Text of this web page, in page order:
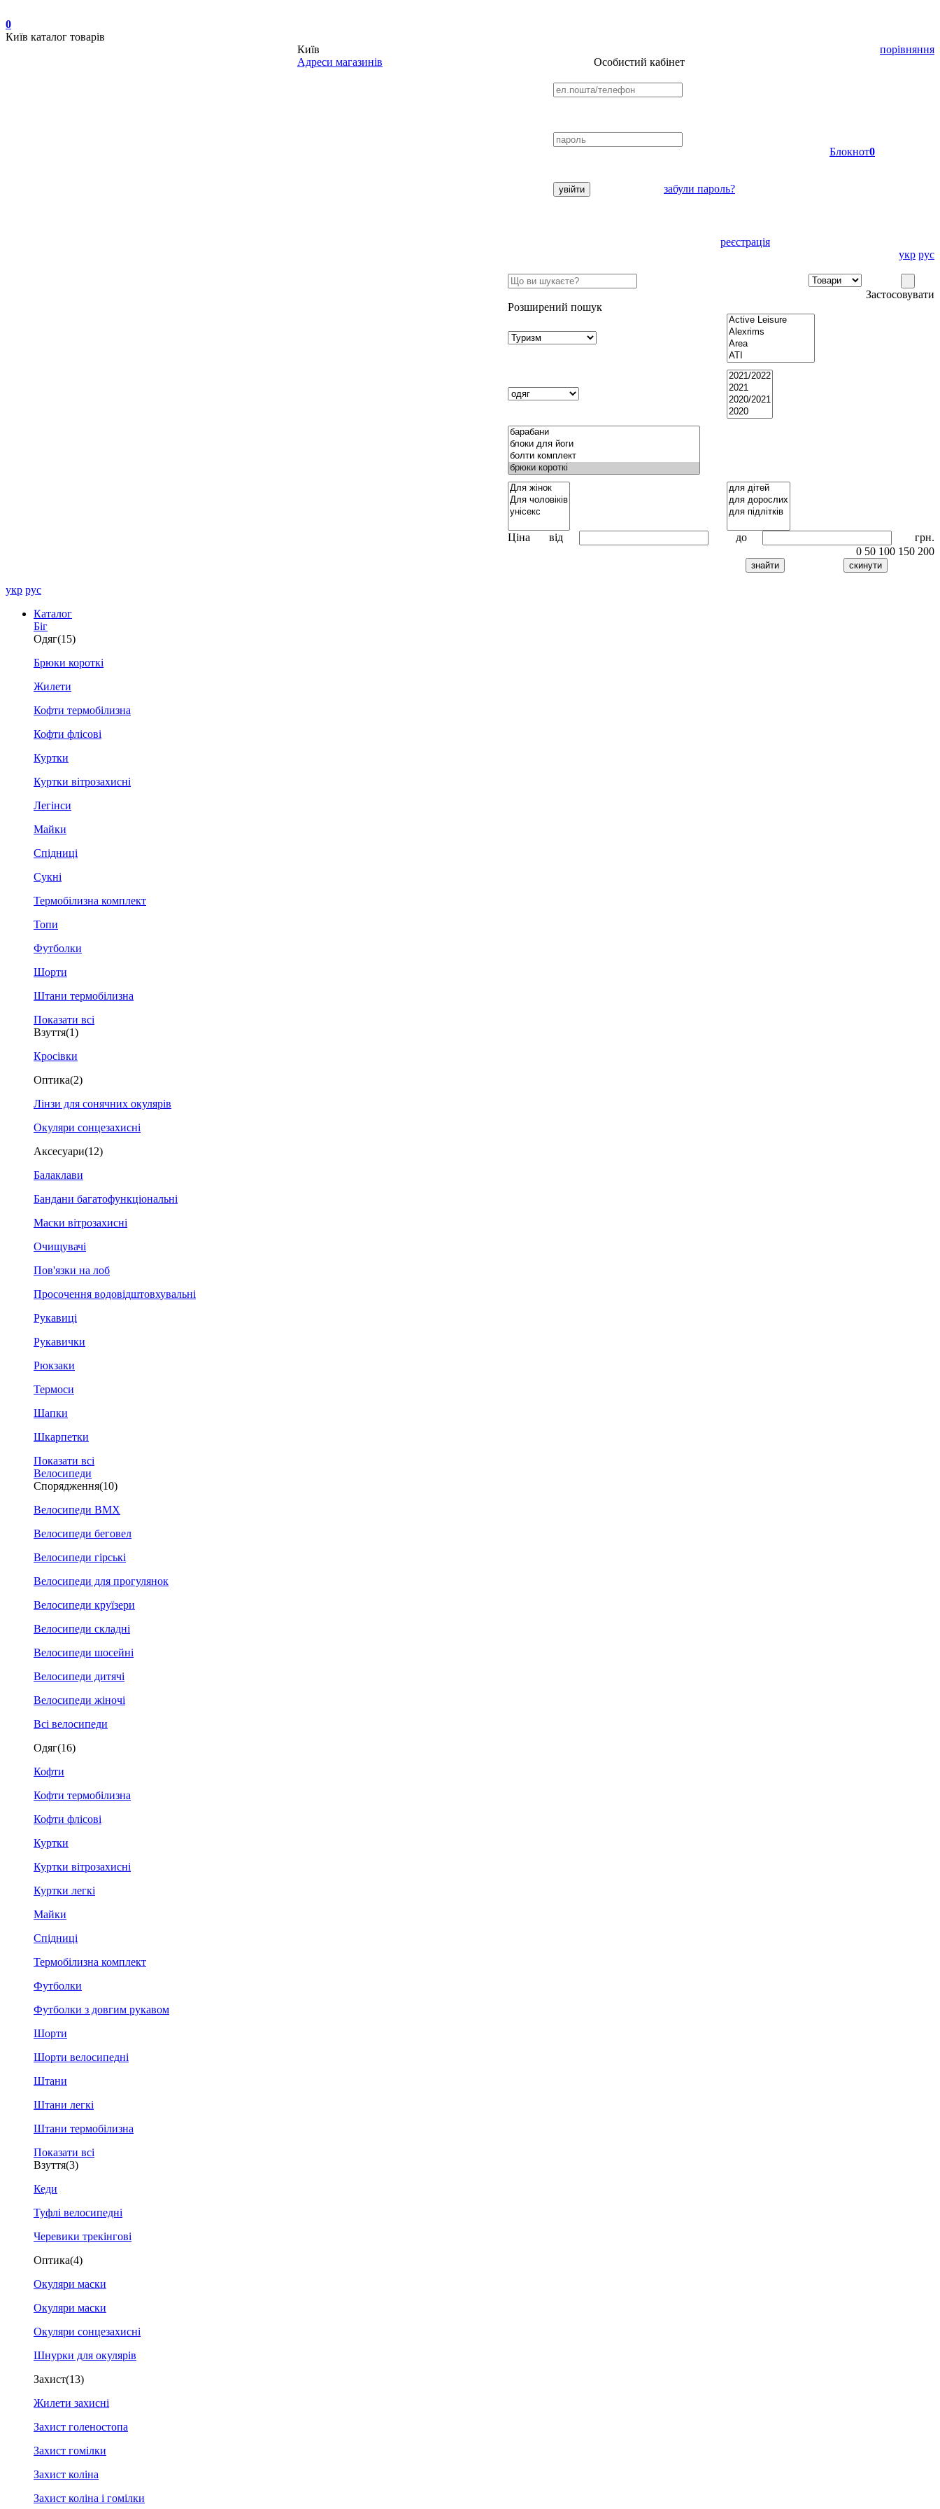
0
Київ каталог товарів
Київ
Адреси магазинів
порівняння
Особистий кабінет
забули пароль?
реєстрація
Блокнот0
укр рус
Застосовувати
Розширений пошук
Ціна від до
грн.
0 50 100 150 200
укр рус
Каталог
Біг
Одяг(15)
Брюки короткі
Жилети
Кофти термобілизна
Кофти флісові
Куртки
Куртки вітрозахисні
Легінси
Майки
Спідниці
Сукні
Термобілизна комплект
Топи
Футболки
Шорти
Штани термобілизна
Показати всі
Взуття(1)
Кросівки
Оптика(2)
Лінзи для сонячних окулярів
Окуляри сонцезахисні
Аксесуари(12)
Балаклави
Бандани багатофункціональні
Маски вітрозахисні
Очищувачі
Пов'язки на лоб
Просочення водовідштовхувальні
Рукавиці
Рукавички
Рюкзаки
Термоси
Шапки
Шкарпетки
Показати всі
Велосипеди
Спорядження(10)
Велосипеди BMX
Велосипеди беговел
Велосипеди гірські
Велосипеди для прогулянок
Велосипеди круїзери
Велосипеди складні
Велосипеди шосейні
Велосипеди дитячі
Велосипеди жіночі
Всі велосипеди
Одяг(16)
Кофти
Кофти термобілизна
Кофти флісові
Куртки
Куртки вітрозахисні
Куртки легкі
Майки
Спідниці
Термобілизна комплект
Футболки
Футболки з довгим рукавом
Шорти
Шорти велосипедні
Штани
Штани легкі
Штани термобілизна
Показати всі
Взуття(3)
Кеди
Туфлі велосипедні
Черевики трекінгові
Оптика(4)
Окуляри маски
Окуляри маски
Окуляри сонцезахисні
Шнурки для окулярів
Захист(13)
Жилети захисні
Захист голеностопа
Захист гомілки
Захист коліна
Захист коліна і гомілки